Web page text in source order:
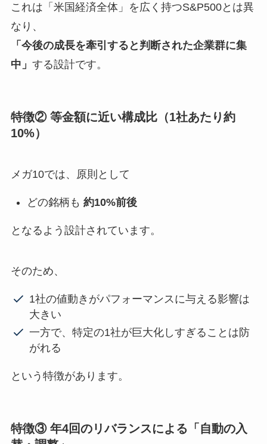
これは「米国経済全体」を広く持つS&P500とは異
なり、
「今後の成長を牽引すると判断された企業群に集
中」 する設計です。
特徴② 等金額に近い構成比（1社あたり約
10%）
メガ10では、原則として
どの銘柄も 約10%前後
となるよう設計されています。
そのため、
1社の値動きがパフォーマンスに与える影響は
大きい
一方で、特定の1社が巨大化しすぎることは防
がれる
という特徴があります。
特徴③ 年4回のリバランスによる「自動の入